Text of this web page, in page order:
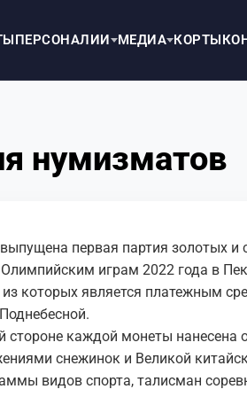
ПЕРСОНАЛИИ МЕДИА КОРТЫ
нумизматов
первая партия золотых
играм 2022 года в
которых является платежным
стороне каждой монеты
снежинок и Великой
видов спорта, талисман